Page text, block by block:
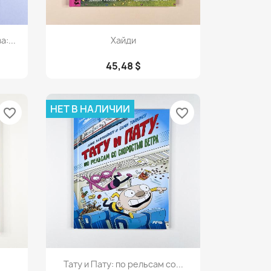
Просмотр
Хайди
45,48 $
favorite_border
Просмотр
Тату и Пату: по рельсам со...
НЕТ В НАЛИЧИИ favorite_border